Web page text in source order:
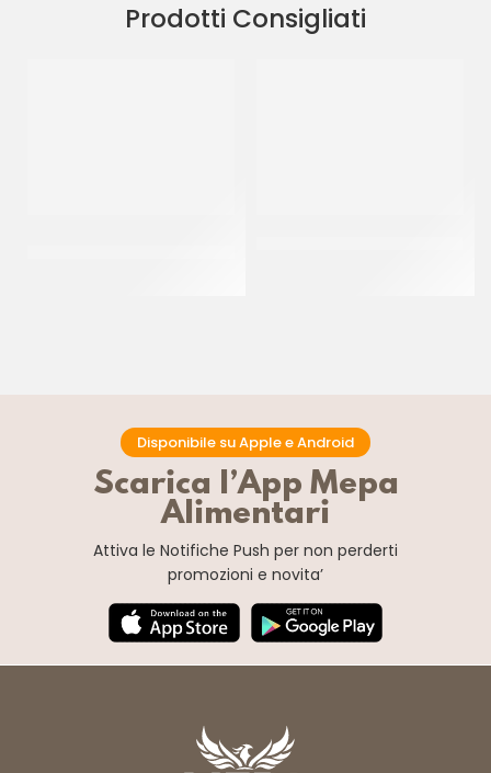
Prodotti Consigliati
Disponibile su Apple e Android
Scarica l’App Mepa
Alimentari
Attiva le Notifiche Push per non perderti
promozioni e novita’